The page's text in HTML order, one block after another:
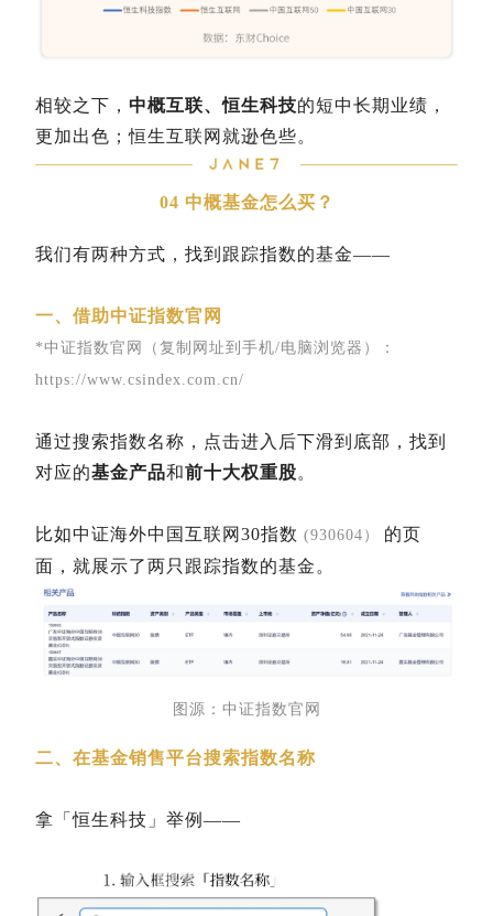
相较之下， 中概互联、恒生科技的短中长期业绩，
更加出色；恒生互联网就逊色些。
04 中概基金怎么买？
我们有两种方式，找到跟踪指数的基金——
一、借助中证指数官网
*中证指数官网（复制网址到手机/电脑浏览器）：
https://www.csindex.com.cn/
通过搜索指数名称，点击进入后下滑到底部，找到
对应的基金产品和前十大权重股。
比如中证海外中国互联网30指数 (930604）
的页
面，就展示了两只跟踪指数的基金。
图源： 中证指数官网
二、在基金销售平台搜索指数名称
拿「恒生科技」举例——